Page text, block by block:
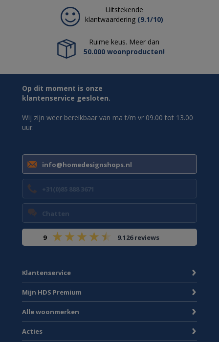
Uitstekende
klantwaardering (9.1/10)
Ruime keus. Meer dan
50.000 woonproducten!
Op dit moment is onze
klantenservice gesloten.
Wij zijn weer bereikbaar van ma t/m vr 09.00 tot 13.00
uur.
info@homedesignshops.nl
+31(0)85 888 3671
Chatten
9 9.126 reviews
Klantenservice
Mijn HDS Premium
Alle woonmerken
Acties